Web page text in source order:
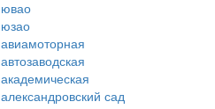
ювао
юзао
авиамоторная
автозаводская
академическая
александровский сад